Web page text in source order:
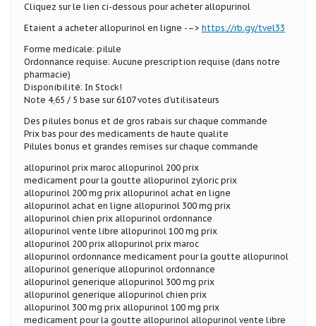
Cliquez sur le lien ci-dessous pour acheter allopurinol
Etaient a acheter allopurinol en ligne -–> https://rb.gy/tvel33
Forme medicale: pilule
Ordonnance requise: Aucune prescription requise (dans notre
pharmacie)
Disponibilité: In Stock!
Note 4,65 / 5 base sur 6107 votes d’utilisateurs
Des pilules bonus et de gros rabais sur chaque commande
Prix bas pour des medicaments de haute qualite
Pilules bonus et grandes remises sur chaque commande
allopurinol prix maroc allopurinol 200 prix
medicament pour la goutte allopurinol zyloric prix
allopurinol 200 mg prix allopurinol achat en ligne
allopurinol achat en ligne allopurinol 300 mg prix
allopurinol chien prix allopurinol ordonnance
allopurinol vente libre allopurinol 100 mg prix
allopurinol 200 prix allopurinol prix maroc
allopurinol ordonnance medicament pour la goutte allopurinol
allopurinol generique allopurinol ordonnance
allopurinol generique allopurinol 300 mg prix
allopurinol generique allopurinol chien prix
allopurinol 300 mg prix allopurinol 100 mg prix
medicament pour la goutte allopurinol allopurinol vente libre